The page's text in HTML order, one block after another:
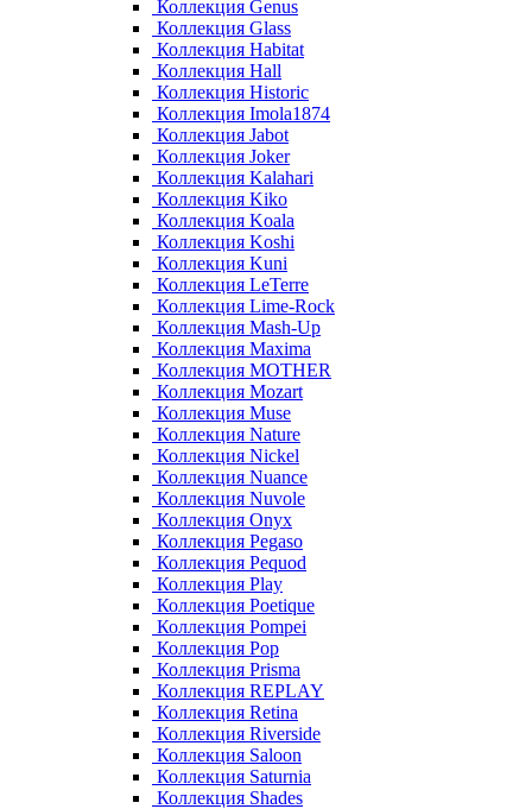
Коллекция Genus
Коллекция Glass
Коллекция Habitat
Коллекция Hall
Коллекция Historic
Коллекция Imola1874
Коллекция Jabot
Коллекция Joker
Коллекция Kalahari
Коллекция Kiko
Коллекция Koala
Коллекция Koshi
Коллекция Kuni
Коллекция LeTerre
Коллекция Lime-Rock
Коллекция Mash-Up
Коллекция Maxima
Коллекция MOTHER
Коллекция Mozart
Коллекция Muse
Коллекция Nature
Коллекция Nickel
Коллекция Nuance
Коллекция Nuvole
Коллекция Onyx
Коллекция Pegaso
Коллекция Pequod
Коллекция Play
Коллекция Poetique
Коллекция Pompei
Коллекция Pop
Коллекция Prisma
Коллекция REPLAY
Коллекция Retina
Коллекция Riverside
Коллекция Saloon
Коллекция Saturnia
Коллекция Shades